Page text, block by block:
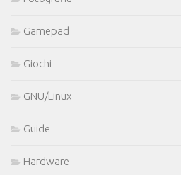
Gamepad
Giochi
GNU/Linux
Guide
Hardware